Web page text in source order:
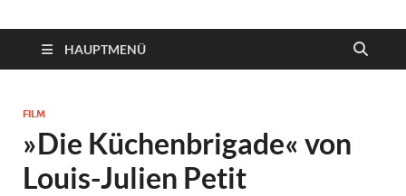
HAUPTMENÜ
FILM
»Die Küchenbrigade« von
Louis-Julien Petit